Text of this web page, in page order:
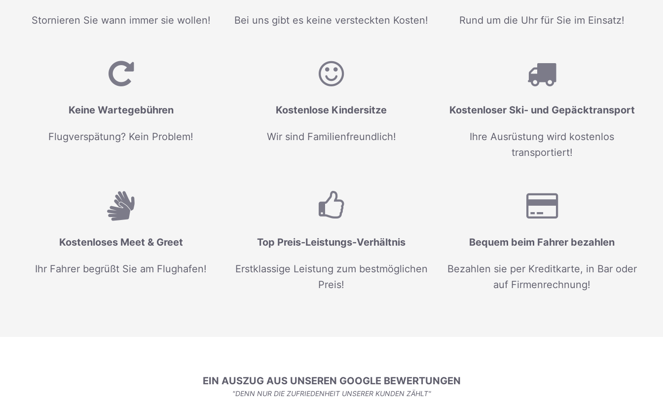
Stornieren Sie wann immer sie wollen! Bei uns gibt es keine versteckten Kosten! Rund um die Uhr für Sie im Einsatz!
Keine Wartegebühren
Flugverspätung? Kein Problem!
Kostenlose Kindersitze
Wir sind Familienfreundlich!
Kostenloser Ski- und Gepäcktransport
Ihre Ausrüstung wird kostenlos
transportiert!
Kostenloses Meet & Greet
Ihr Fahrer begrüßt Sie am Flughafen!
Top Preis-Leistungs-Verhältnis
Erstklassige Leistung zum bestmöglichen
Preis!
Bequem beim Fahrer bezahlen
Bezahlen sie per Kreditkarte, in Bar oder
auf Firmenrechnung!
EIN AUSZUG AUS UNSEREN GOOGLE BEWERTUNGEN
"DENN NUR DIE ZUFRIEDENHEIT UNSERER KUNDEN ZÄHLT"